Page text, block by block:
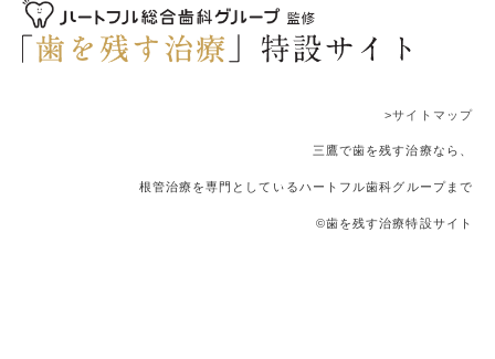
>サイトマップ
三鷹で歯を残す治療なら、
根管治療を専門としているハートフル歯科グループまで
©歯を残す治療特設サイト